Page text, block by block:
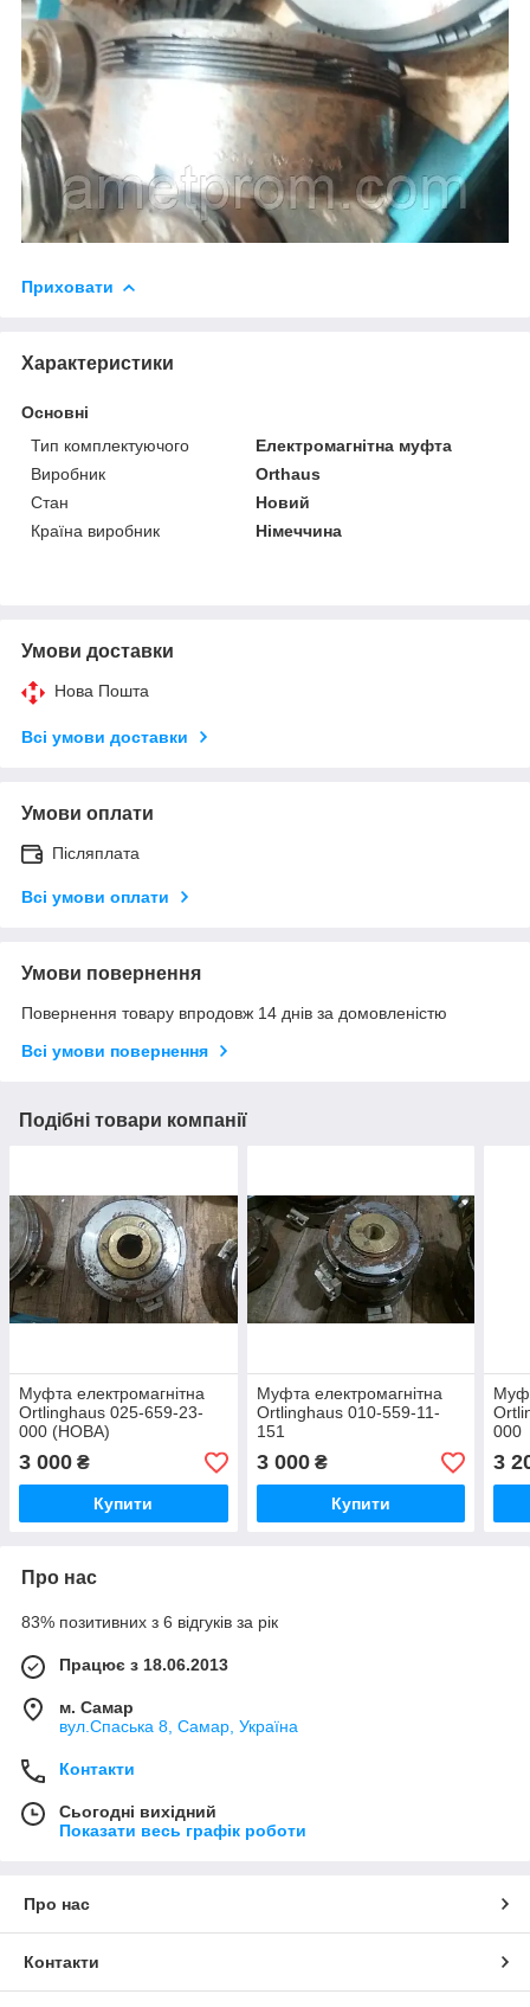
Приховати
Характеристики
Основні
Тип комплектуючого
Електромагнітна муфта
Виробник
Orthaus
Стан
Новий
Країна виробник
Німеччина
Умови доставки
Нова Пошта
Всі умови доставки
Умови оплати
Післяплата
Всі умови оплати
Умови повернення
Повернення товару впродовж 14 днів за домовленістю
Всі умови повернення
Подібні товари компанії
Муфта електромагнітна
Ortlinghaus 025-659-23-
000 (НОВА)
3 000 ₴
Купити
Муфта електромагнітна
Ortlinghaus 010-559-11-
151
3 000₴
Купити
000
3
Про нас
83% позитивних з 6 відгуків за рік
Працює з 18.06.2013
м. Самар
вул.Спаська 8, Самар, Україна
Контакти
Сьогодні вихідний
Показати весь графік роботи
Про нас
Контакти